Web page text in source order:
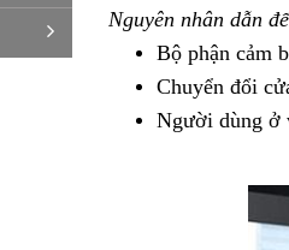
Nguyên nhân dẫn
Bộ phận cảm
Chuyển đổi
Người dùng ở